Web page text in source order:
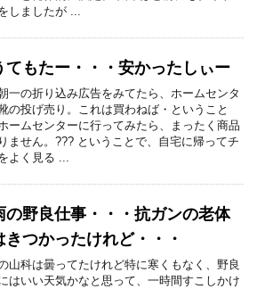
しましたが ...
てもたー・・・安かったしぃー
一の折り込み広告をみてたら、ホームセンタ
の投げ売り。これは買わねば・ということ
ームセンターに行ってみたら、まったく商品
ません。??? ということで、自宅に帰ってチ
よく見る ...
の野良仕事・・・抗ガンの老体
きつかったけれど・・・
山科は曇ってたけれど特に寒くもなく、野良
はいい天気かなと思って、一時間すこしかけ